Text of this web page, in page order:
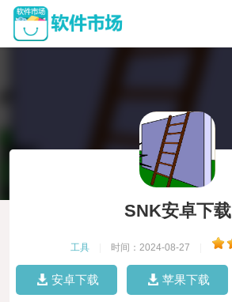
SNK安卓下载
工具 时间：2024-08-27
安卓下载 苹果下载